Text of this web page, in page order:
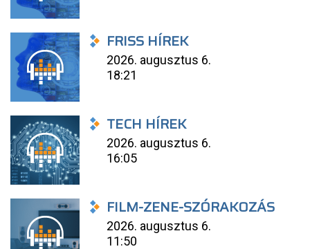
FRISS HÍREK
2026. augusztus 6.
18:21
TECH HÍREK
2026. augusztus 6.
16:05
FILM-ZENE-SZÓRAKOZÁS
2026. augusztus 6.
11:50